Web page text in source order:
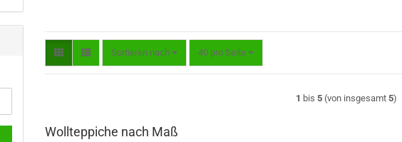
Sortieren nach
Sortieren nach 40 pro Seite
pro Seite
1 bis5 (von insgesamt5)
Wollteppiche nach Maß